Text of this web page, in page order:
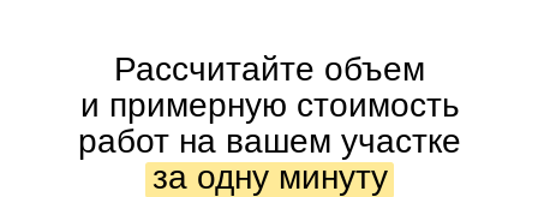
Рассчитайте объем
и примерную стоимость
работ на вашем участке
за одну минуту